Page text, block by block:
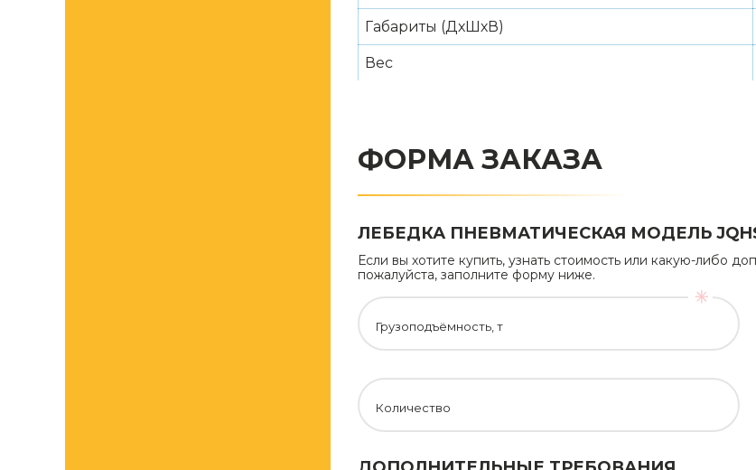
Габариты (ДхШхВ)
Вес
ФОРМА ЗАКАЗА
ЛЕБЕДКА ПНЕВМАТИЧЕСКАЯ МОДЕЛЬ
Если вы хотите купить, узнать стоимость или какую-либо
пожалуйста, заполните форму ниже.
Грузоподъёмность, т
Количество